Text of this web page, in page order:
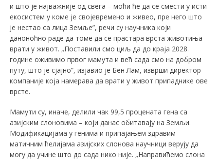
и што је најважније од свега – моћи ће да се смести у исти
екосистем у коме је својевремено и живео, пре него што
је нестао са лица Земље”, речи су научника који
даноноћно раде да томе да се прастара врста животиња
врати у живот. „Поставили смо циљ да до краја 2028.
године оживимо првог мамута и већ сада смо на добром
путу, што је сјајно”, изјавио је Бен Лам, изврши директор
компаније која намерава да врати у живот припаднике ове
врсте.
Мамути су, иначе, делили чак 99,5 процената гена са
азијским слоновима – који данас обитавају на Земљи.
Модификацијама у генима и припајањем здравим
матичним ћелијама азијских слонова научници верују да
могу да учине што до сада нико није. „Направићемо слона